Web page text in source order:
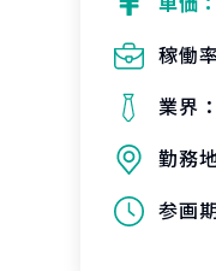
稼働
業界：
勤務
参画